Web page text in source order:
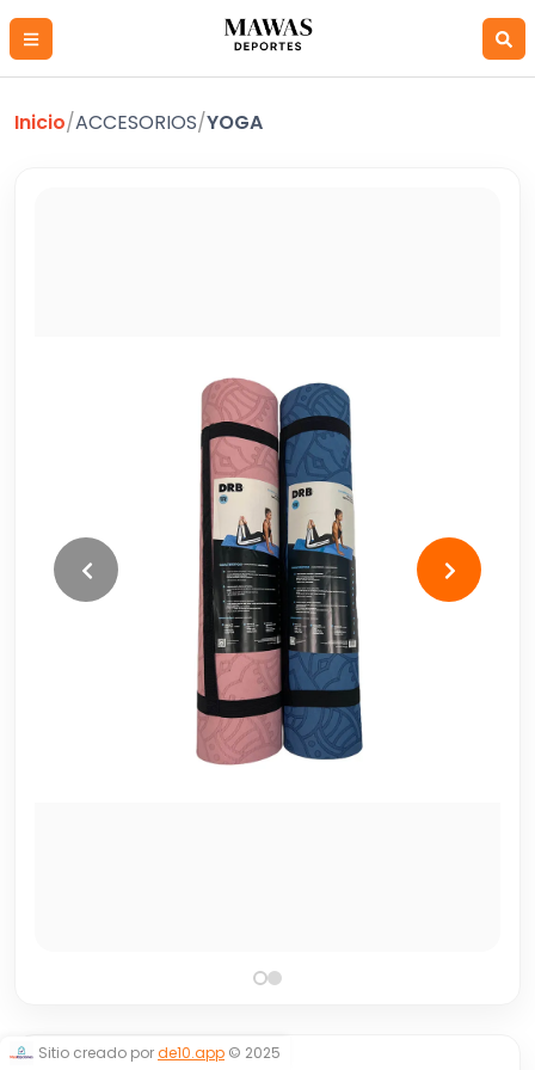
Inicio/ACCESORIOS/YOGA
Sitio creado porde10.app © 2025